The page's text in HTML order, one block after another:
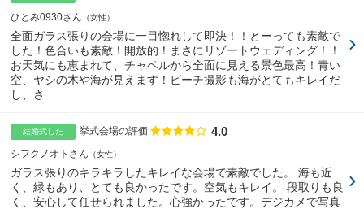
ひとみ0930さん 女性
全面ガラス張りの会場に一目惚れして即決！！とーっても素敵で
した！色合いも素敵！開放的！まさにリゾートウェディング！！
お天気にも恵まれて、チャペルから全面に見える景色最高！青い
空、ヤシの木や海が見えます！ビーチ撮影も海がとてもキレイだ
し、さ...
結婚式した 挙式会場の評価 点数
4.0
シフクノオトさん 女性
ガラス張りのキラキラしたキレイな会場で素敵でした。 海も近
く、緑もあり、とても良かったです。空気もキレイ。 段取りも良
く、安心して任せられました。心強かったです。デジカメで写真